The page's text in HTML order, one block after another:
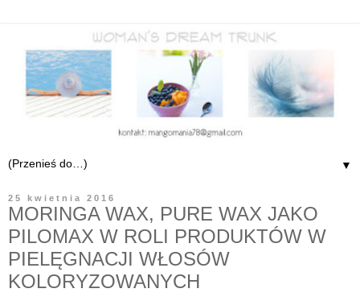
▼
25 kwietnia 2016
MORINGA WAX, PURE WAX JAKO
PILOMAX W ROLI PRODUKTÓW W
PIELĘGNACJI WŁOSÓW
KOLORYZOWANYCH